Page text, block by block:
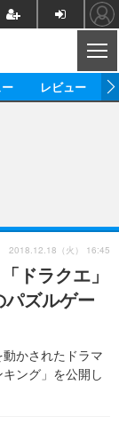
グッズ
海外
ビジネス
ティスト
実写
座談会Cafe
ー レビュー
ドラクエ」
パズルゲー
かされたドラマ
ング」を公開し
2018.12.18（火） 16:45